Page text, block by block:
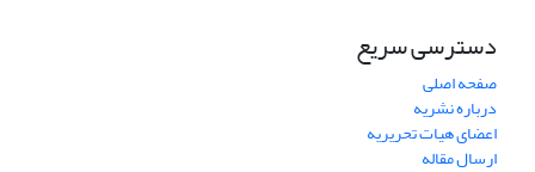
دسترسی سریع
صفحه اصلی
درباره نشریه
اعضای هیات تحریریه
ارسال مقاله